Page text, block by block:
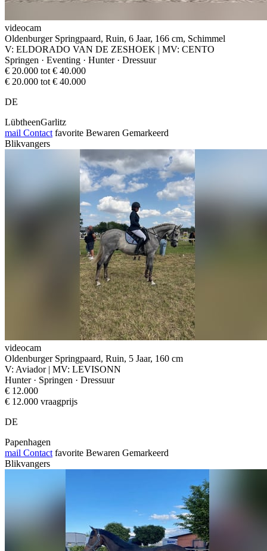
videocam
Oldenburger Springpaard, Ruin, 6 Jaar, 166 cm, Schimmel
V: ELDORADO VAN DE ZESHOEK | MV: CENTO
Springen · Eventing · Hunter · Dressuur
€ 20.000 tot € 40.000
€ 20.000 tot € 40.000
DE
LübtheenGarlitz
mail Contact favorite Bewaren Gemarkeerd
Blikvangers
videocam
Oldenburger Springpaard, Ruin, 5 Jaar, 160 cm
V: Aviador | MV: LEVISONN
Hunter · Springen · Dressuur
€ 12.000
€ 12.000 vraagprijs
DE
Papenhagen
mail Contact favorite Bewaren Gemarkeerd
Blikvangers